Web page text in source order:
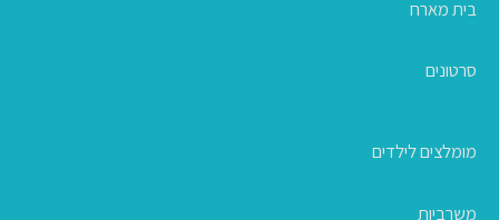
בית מארח
סרטונים
מומלצים לילדים
משרביות